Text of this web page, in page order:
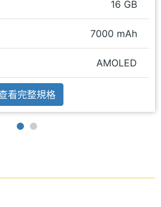
16 GB
7000 mAh
AMOLED
看完整規格